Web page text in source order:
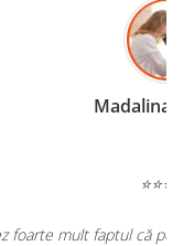
găsesc nu